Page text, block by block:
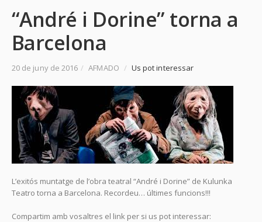
“André i Dorine” torna a
Barcelona
20 de juny de 2016 / AFMADO / Us pot interessar
L’exitós muntatge de l’obra teatral “André i Dorine” de Kulunka
Teatro torna a Barcelona. Recordeu… últimes funcions!!!
Compartim amb vosaltres el link per si us pot interessar: